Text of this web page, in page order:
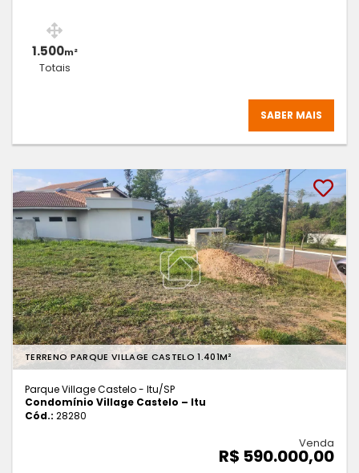
1.500m²
Totais
SABER MAIS
TERRENO PARQUE VILLAGE CASTELO 1.401M²
Parque Village Castelo - Itu/SP
Condomínio Village Castelo – Itu
Cód.: 28280
Venda
R$ 590.000,00